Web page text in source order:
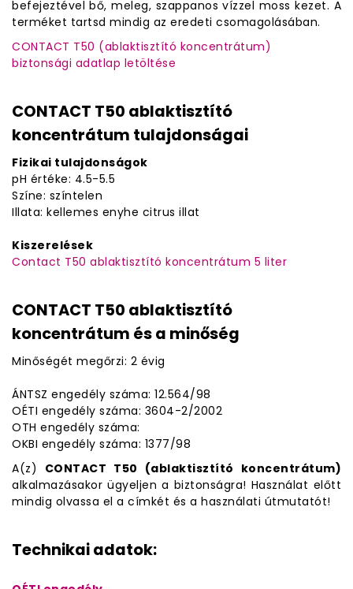
befejeztével bő, meleg, szappanos vízzel moss kezet. A
terméket tartsd mindig az eredeti csomagolásában.
CONTACT T50 (ablaktisztító koncentrátum)
biztonsági adatlap letöltése
CONTACT T50 ablaktisztító
koncentrátum tulajdonságai
Fizikai tulajdonságok
pH értéke: 4.5-5.5
Színe: színtelen
Illata: kellemes enyhe citrus illat
Kiszerelések
Contact T50 ablaktisztító koncentrátum 5 liter
CONTACT T50 ablaktisztító
koncentrátum és a minőség
Minőségét megőrzi: 2 évig
ÁNTSZ engedély száma: 12.564/98
OÉTI engedély száma: 3604-2/2002
OTH engedély száma:
OKBI engedély száma: 1377/98
A(z) CONTACT T50 (ablaktisztító koncentrátum)
alkalmazásakor ügyeljen a biztonságra! Használat előtt
mindig olvassa el a címkét és a használati útmutatót!
Technikai adatok: